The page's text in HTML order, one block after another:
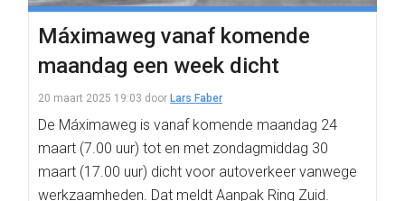
Máximaweg vanaf komende
maandag een week dicht
20 maart 2025 19:03 door Lars Faber
De Máximaweg is vanaf komende maandag 24
maart (7.00 uur) tot en met zondagmiddag 30
maart (17.00 uur) dicht voor autoverkeer vanwege
werkzaamheden. Dat meldt Aanpak Ring Zuid.